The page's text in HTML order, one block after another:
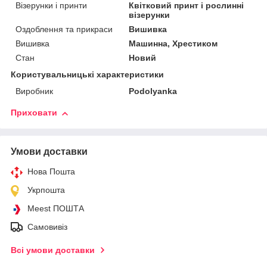
Візерунки і принти
Квітковий принт і рослинні
візерунки
Оздоблення та прикраси
Вишивка
Вишивка
Машинна, Хрестиком
Стан
Новий
Користувальницькі характеристики
Виробник
Podolyanka
Приховати
Умови доставки
Нова Пошта
Укрпошта
Meest ПОШТА
Самовивіз
Всі умови доставки